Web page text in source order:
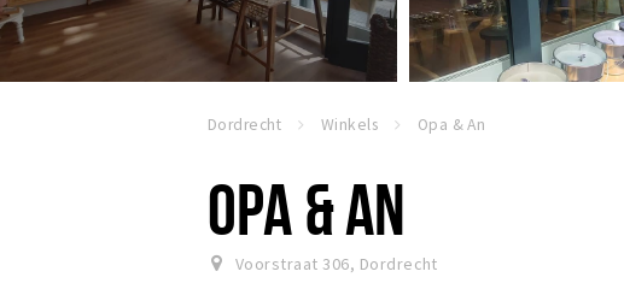
Dordrecht Winkels Opa & An
OPA & AN
Voorstraat 306, Dordrecht